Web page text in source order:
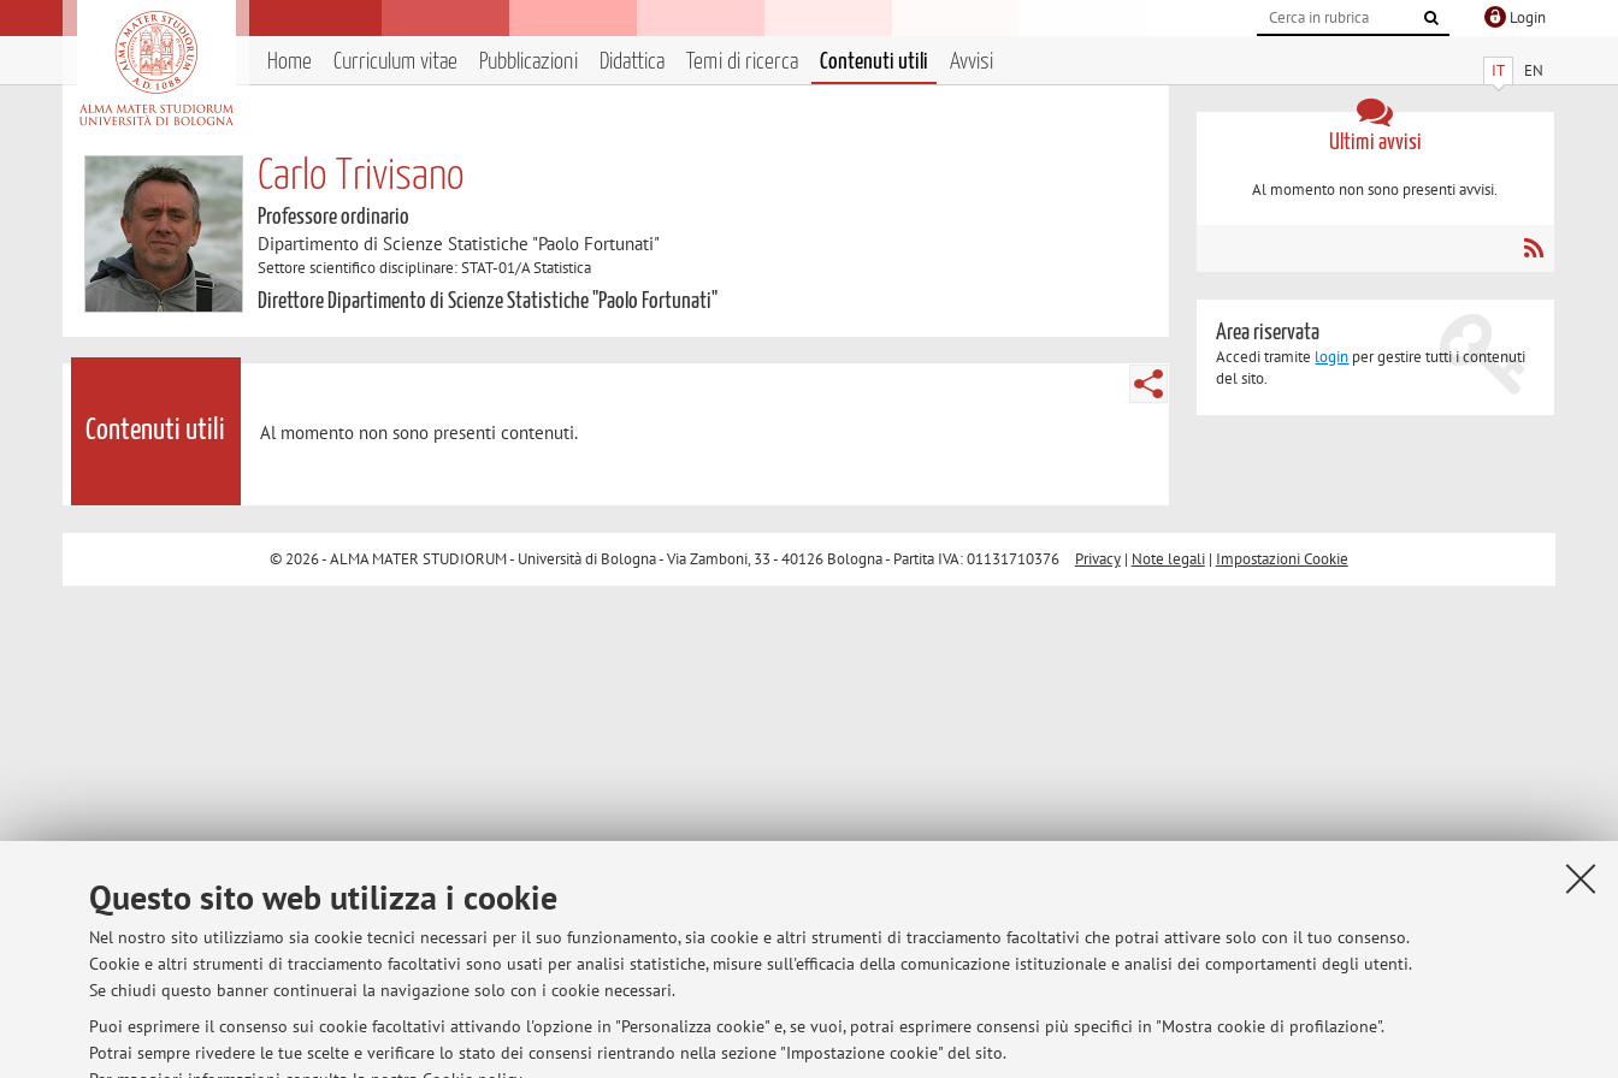
Questo sito web utilizza i cookie
Nel nostro sito utilizziamo sia cookie tecnici necessari per il suo funzionamento, sia cookie e altri strumenti di tracciamento facoltativi che potrai attivare solo con il tuo consenso.
Cookie e altri strumenti di tracciamento facoltativi sono usati per analisi statistiche, misure sull'efficacia della comunicazione istituzionale e analisi dei comportamenti degli utenti.
Se chiudi questo banner continuerai la navigazione solo con i cookie necessari.
Puoi esprimere il consenso sui cookie facoltativi attivando l'opzione in "Personalizza cookie" e, se vuoi, potrai esprimere consensi più specifici in "Mostra cookie di profilazione".
Potrai sempre rivedere le tue scelte e verificare lo stato dei consensi rientrando nella sezione "Impostazione cookie" del sito.
Login
IT EN
Home Curriculum vitae Pubblicazioni Didattica Temi di ricerca Contenuti utili Avvisi
Carlo Trivisano
Professore ordinario
Dipartimento di Scienze Statistiche "Paolo Fortunati"
Settore scientifico disciplinare: STAT-01/A Statistica
Direttore Dipartimento di Scienze Statistiche "Paolo Fortunati"
Contenuti utili Al momento non sono presenti contenuti.
Ultimi avvisi
Al momento non sono presenti avvisi.
Area riservata
Accedi tramite login per gestire tutti i contenuti
del sito.
© 2026 - ALMA MATER STUDIORUM - Università di Bologna - Via Zamboni, 33 - 40126 Bologna - Partita IVA: 01131710376 Privacy| Note legali| Impostazioni Cookie